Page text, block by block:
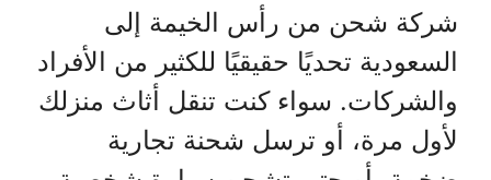
شركة شحن من رأس الخيمة إلى
السعودية تحديًا حقيقيًا للكثير من الأفراد
والشركات. سواء كنت تنقل أثاث منزلك
لأول مرة، أو ترسل شحنة تجارية